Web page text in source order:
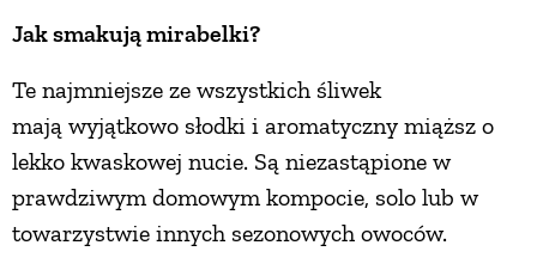
Jak smakują mirabelki?
Te najmniejsze ze wszystkich śliwek
mają wyjątkowo słodki i aromatyczny miąższ o
lekko kwaskowej nucie. Są niezastąpione w
prawdziwym domowym kompocie, solo lub w
towarzystwie innych sezonowych owoców.